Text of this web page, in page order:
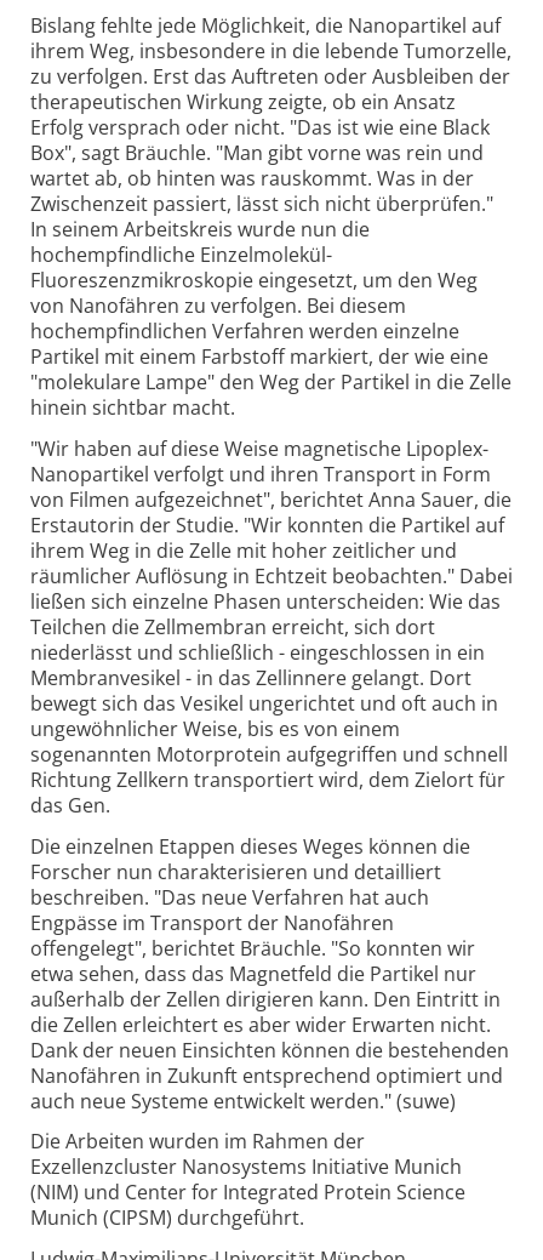
Bislang fehlte jede Möglichkeit, die Nanopartikel auf
ihrem Weg, insbesondere in die lebende Tumorzelle,
zu verfolgen. Erst das Auftreten oder Ausbleiben der
therapeutischen Wirkung zeigte, ob ein Ansatz
Erfolg versprach oder nicht. "Das ist wie eine Black
Box", sagt Bräuchle. "Man gibt vorne was rein und
wartet ab, ob hinten was rauskommt. Was in der
Zwischenzeit passiert, lässt sich nicht überprüfen."
In seinem Arbeitskreis wurde nun die
hochempfindliche Einzelmolekül-
Fluoreszenzmikroskopie eingesetzt, um den Weg
von Nanofähren zu verfolgen. Bei diesem
hochempfindlichen Verfahren werden einzelne
Partikel mit einem Farbstoff markiert, der wie eine
"molekulare Lampe" den Weg der Partikel in die Zelle
hinein sichtbar macht.
"Wir haben auf diese Weise magnetische Lipoplex-
Nanopartikel verfolgt und ihren Transport in Form
von Filmen aufgezeichnet", berichtet Anna Sauer, die
Erstautorin der Studie. "Wir konnten die Partikel auf
ihrem Weg in die Zelle mit hoher zeitlicher und
räumlicher Auflösung in Echtzeit beobachten." Dabei
ließen sich einzelne Phasen unterscheiden: Wie das
Teilchen die Zellmembran erreicht, sich dort
niederlässt und schließlich - eingeschlossen in ein
Membranvesikel - in das Zellinnere gelangt. Dort
bewegt sich das Vesikel ungerichtet und oft auch in
ungewöhnlicher Weise, bis es von einem
sogenannten Motorprotein aufgegriffen und schnell
Richtung Zellkern transportiert wird, dem Zielort für
das Gen.
Die einzelnen Etappen dieses Weges können die
Forscher nun charakterisieren und detailliert
beschreiben. "Das neue Verfahren hat auch
Engpässe im Transport der Nanofähren
offengelegt", berichtet Bräuchle. "So konnten wir
etwa sehen, dass das Magnetfeld die Partikel nur
außerhalb der Zellen dirigieren kann. Den Eintritt in
die Zellen erleichtert es aber wider Erwarten nicht.
Dank der neuen Einsichten können die bestehenden
Nanofähren in Zukunft entsprechend optimiert und
auch neue Systeme entwickelt werden." (suwe)
Die Arbeiten wurden im Rahmen der
Exzellenzcluster Nanosystems Initiative Munich
(NIM) und Center for Integrated Protein Science
Munich (CIPSM) durchgeführt.